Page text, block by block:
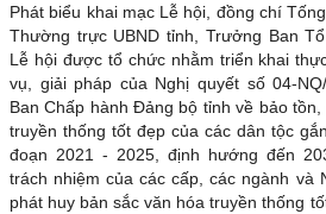
Phát biểu khai mạc Lễ hội, đồng chí
Thường trực UBND tỉnh, Trưởng Ban
Lễ hội được tổ chức nhằm triển khai
vụ, giải pháp của Nghị quyết số 04-
Ban Chấp hành Đảng bộ tỉnh về bảo
truyền thống tốt đẹp của các dân tộc
đoạn 2021 - 2025, định hướng đến
trách nhiệm của các cấp, các ngành và
phát huy bản sắc văn hóa truyền thống